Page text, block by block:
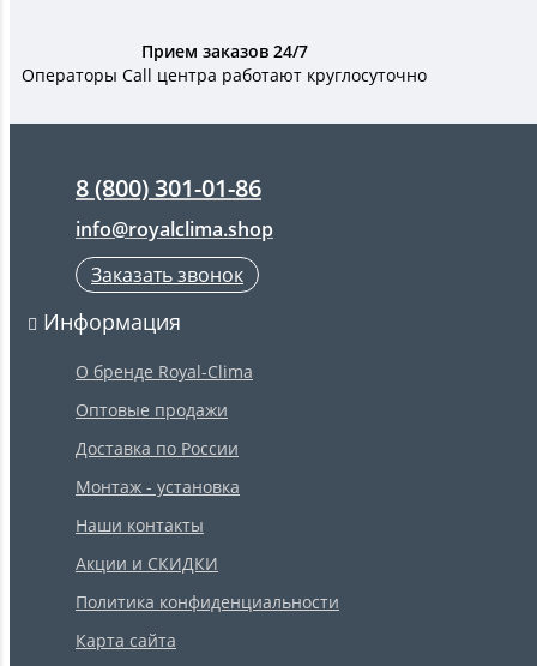
Прием заказов 24/7
Операторы Call центра работают круглосуточно
8 (800) 301-01-86
info@royalclima.shop
Заказать звонок
Информация
О бренде Royal-Clima
Оптовые продажи
Доставка по России
Монтаж - установка
Наши контакты
Акции и СКИДКИ
Политика конфиденциальности
Карта сайта